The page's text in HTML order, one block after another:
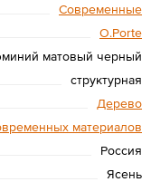
Современные
O.Porte
матовый черный
структурная
Дерево
материалов
Россия
Ясень